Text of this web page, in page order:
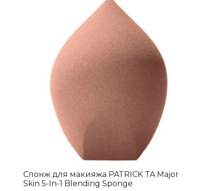
Спонж для макияжа PATRICK TA Major
Skin 5-In-1 Blending Sponge